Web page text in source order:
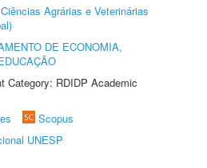
Agrárias e Veterinárias
DE ECONOMIA,
Category: RDIDP Academic
Scopus
UNESP